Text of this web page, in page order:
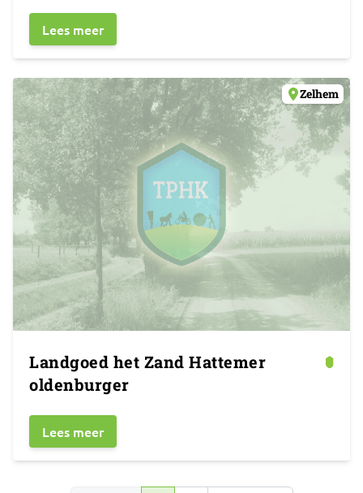
Lees meer
Zelhem
Landgoed het Zand Hattemer
oldenburger
Lees meer